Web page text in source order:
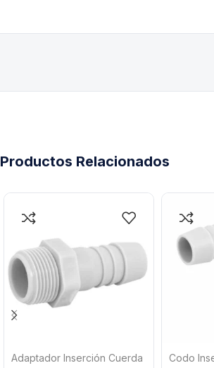
Productos Relacionados
Adaptador Inserción Cuerda
Codo